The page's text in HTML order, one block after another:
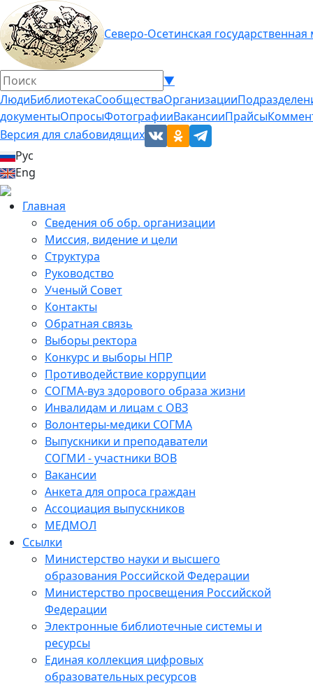
Северо-Осетинская
▼
ЛюдиБиблиотекаСообществаОрганизации
документыОпросыФотографииВакансииПрайсы
Версия для слабовидящих
Рус
Eng
Главная
Сведения об обр. организации
Миссия, видение и цели
Структура
Руководство
Ученый Совет
Контакты
Обратная связь
Выборы ректора
Конкурс и выборы НПР
Противодействие коррупции
СОГМА-вуз здорового образа жизни
Инвалидам и лицам с ОВЗ
Волонтеры-медики СОГМА
Выпускники и преподаватели
СОГМИ - участники ВОВ
Вакансии
Анкета для опроса граждан
Ассоциация выпускников
МЕДМОЛ
Ссылки
Министерство науки и высшего
образования Российской Федерации
Министерство просвещения Российской
Федерации
Электронные библиотечные системы и
ресурсы
Единая коллекция цифровых
образовательных ресурсов